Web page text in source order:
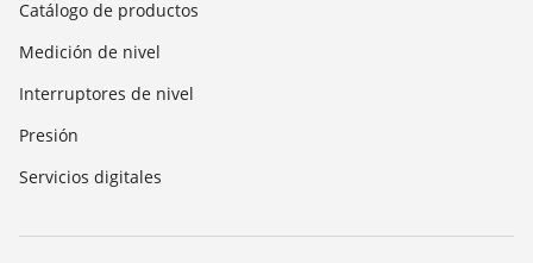
Catálogo de productos
Medición de nivel
Interruptores de nivel
Presión
Servicios digitales